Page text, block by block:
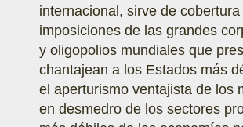
internacional, sirve de
imposiciones de las grandes
y oligopolios mundiales que
chantajean a los Estados más
el aperturismo ventajista de los
en desmedro de los sectores